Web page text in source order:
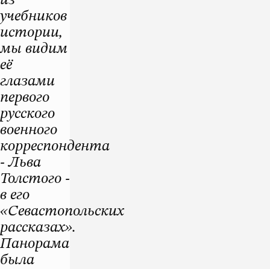
учебников
истории,
мы видим
её
глазами
первого
русского
военного
корреспондента
- Льва
Толстого -
в его
«Севастопольских
рассказах».
Панорама
была